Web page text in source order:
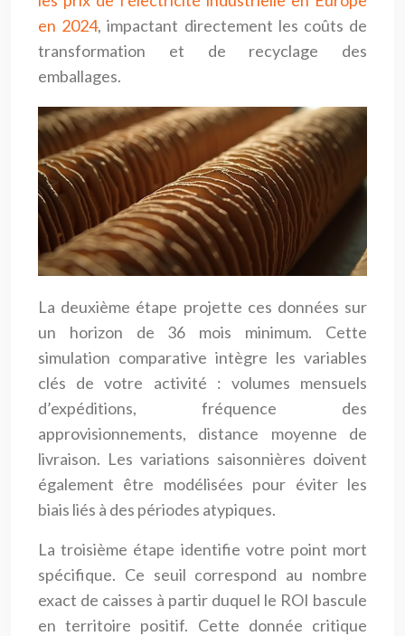
en 2024, impactant directement les coûts de
transformation et de recyclage des
emballages.
La deuxième étape projette ces données sur
un horizon de 36 mois minimum. Cette
simulation comparative intègre les variables
clés de votre activité : volumes mensuels
d’expéditions, fréquence des
approvisionnements, distance moyenne de
livraison. Les variations saisonnières doivent
également être modélisées pour éviter les
biais liés à des périodes atypiques.
La troisième étape identifie votre point mort
spécifique. Ce seuil correspond au nombre
exact de caisses à partir duquel le ROI bascule
en territoire positif. Cette donnée critique